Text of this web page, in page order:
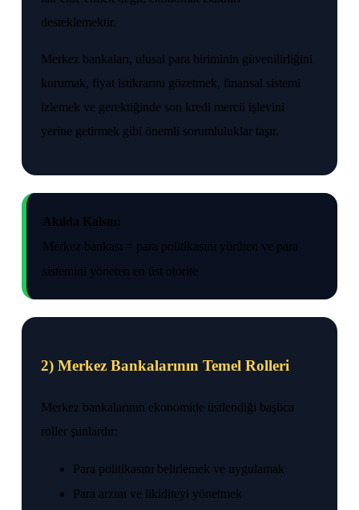
desteklemektir.
Merkez bankaları, ulusal para biriminin güvenilirliğini
korumak, fiyat istikrarını gözetmek, finansal sistemi
izlemek ve gerektiğinde son kredi mercii işlevini
yerine getirmek gibi önemli sorumluluklar taşır.
Akılda Kalsın:
Merkez bankası = para politikasını yürüten ve para
sistemini yöneten en üst otorite
2) Merkez Bankalarının Temel Rolleri
Merkez bankalarının ekonomide üstlendiği başlıca
roller şunlardır:
Para politikasını belirlemek ve uygulamak
Para arzını ve likiditeyi yönetmek